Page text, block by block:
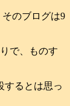
のブログは9
で、ものす
するとは思っ